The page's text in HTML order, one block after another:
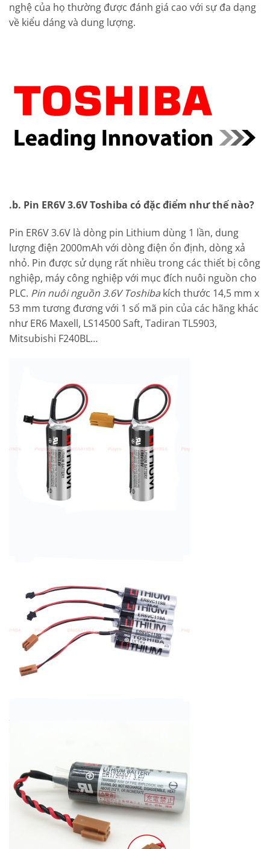
nghệ của họ thường được đánh giá cao với sự đa dạng
về kiểu dáng và dung lượng.
.b. Pin ER6V 3.6V Toshiba có đặc điểm như thế nào?
Pin ER6V 3.6V là dòng pin Lithium dùng 1 lần, dung
lượng điện 2000mAh với dòng điện ổn định, dòng xả
nhỏ. Pin được sử dụng rất nhiều trong các thiết bị công
nghiệp, máy công nghiệp với mục đích nuôi nguồn cho
PLC. Pin nuôi nguồn 3.6V Toshiba kích thước 14,5 mm x
53 mm tương đương với 1 số mã pin của các hãng khác
như ER6 Maxell, LS14500 Saft, Tadiran TL5903,
Mitsubishi F240BL…